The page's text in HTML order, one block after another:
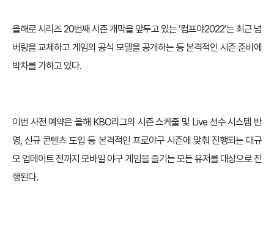
올해로 시리즈 20번째 시즌 개막을 앞두고 있는 ‘컴프야2022’는 최근 넘
버링을 교체하고 게임의 공식 모델을 공개하는 등 본격적인 시즌 준비에
박차를 가하고 있다.
이번 사전 예약은 올해 KBO리그의 시즌 스케줄 및 Live 선수 시스템 반
영, 신규 콘텐츠 도입 등 본격적인 프로야구 시즌에 맞춰 진행되는 대규
모 업데이트 전까지 모바일 야구 게임을 즐기는 모든 유저를 대상으로 진
행된다.